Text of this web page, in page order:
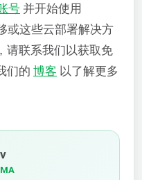
号 并开始使用
或这些云部署解决方
请联系我们以获取免
们的 博客 以了解更多